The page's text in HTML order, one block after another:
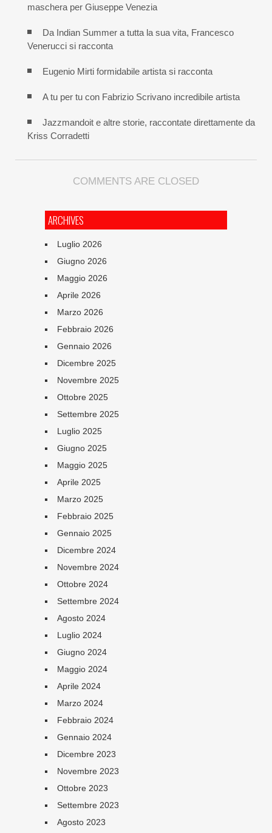
maschera per Giuseppe Venezia
Da Indian Summer a tutta la sua vita, Francesco
Venerucci si racconta
Eugenio Mirti formidabile artista si racconta
A tu per tu con Fabrizio Scrivano incredibile artista
Jazzmandoit e altre storie, raccontate direttamente da
Kriss Corradetti
COMMENTS ARE CLOSED
ARCHIVES
Luglio 2026
Giugno 2026
Maggio 2026
Aprile 2026
Marzo 2026
Febbraio 2026
Gennaio 2026
Dicembre 2025
Novembre 2025
Ottobre 2025
Settembre 2025
Luglio 2025
Giugno 2025
Maggio 2025
Aprile 2025
Marzo 2025
Febbraio 2025
Gennaio 2025
Dicembre 2024
Novembre 2024
Ottobre 2024
Settembre 2024
Agosto 2024
Luglio 2024
Giugno 2024
Maggio 2024
Aprile 2024
Marzo 2024
Febbraio 2024
Gennaio 2024
Dicembre 2023
Novembre 2023
Ottobre 2023
Settembre 2023
Agosto 2023